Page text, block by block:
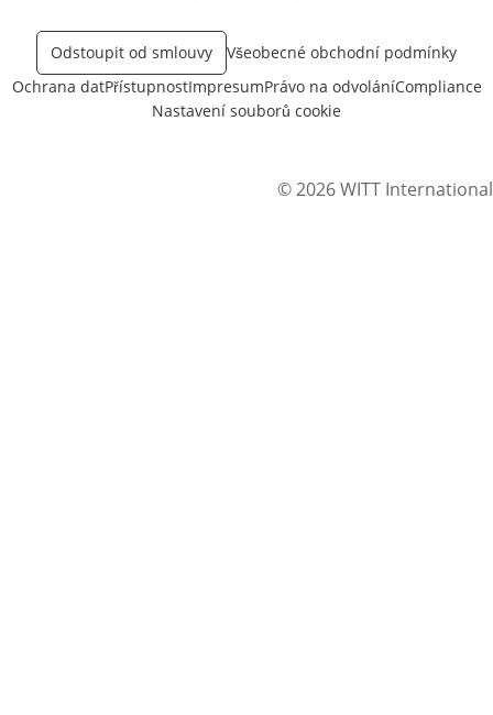
Odstoupit od smlouvy
Všeobecné obchodní podmínky
Ochrana datPřístupnostImpresumPrávo na odvoláníCompliance
Nastavení souborů cookie
© 2026 WITT International